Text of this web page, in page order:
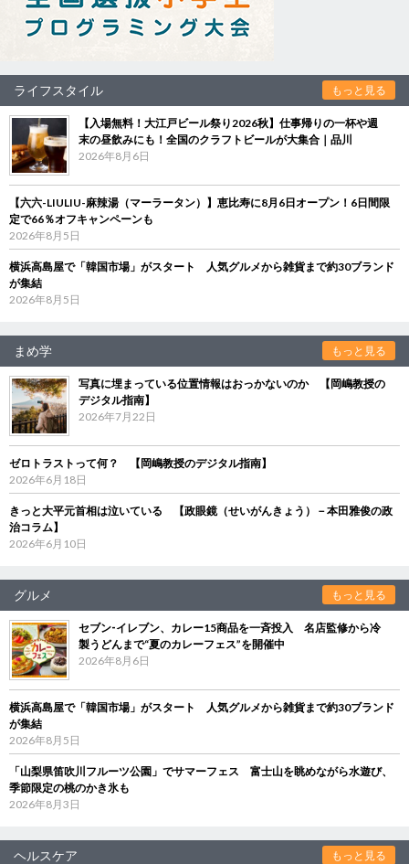
ライフスタイル もっと見る
【入場無料！大江戸ビール祭り2026秋】仕事帰りの一杯や週
末の昼飲みにも！全国のクラフトビールが大集合｜品川
2026年8月6日
【六六-LIULIU-麻辣湯（マーラータン）】恵比寿に8月6日オープン！6日間限
定で66％オフキャンペーンも
2026年8月5日
横浜高島屋で「韓国市場」がスタート 人気グルメから雑貨まで約30ブランド
が集結
2026年8月5日
まめ学 もっと見る
写真に埋まっている位置情報はおっかないのか 【岡嶋教授の
デジタル指南】
2026年7月22日
ゼロトラストって何？ 【岡嶋教授のデジタル指南】
2026年6月18日
きっと大平元首相は泣いている 【政眼鏡（せいがんきょう）－本田雅俊の政
治コラム】
2026年6月10日
グルメ もっと見る
セブン‐イレブン、カレー15商品を一斉投入 名店監修から冷
製うどんまで“夏のカレーフェス”を開催中
2026年8月6日
横浜高島屋で「韓国市場」がスタート 人気グルメから雑貨まで約30ブランド
が集結
2026年8月5日
「山梨県笛吹川フルーツ公園」でサマーフェス 富士山を眺めながら水遊び、
季節限定の桃のかき氷も
2026年8月3日
ヘルスケア もっと見る